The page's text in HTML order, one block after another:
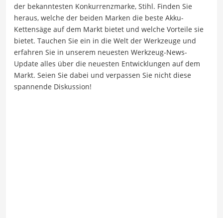
der bekanntesten Konkurrenzmarke, Stihl. Finden Sie
heraus, welche der beiden Marken die beste Akku-
Kettensäge auf dem Markt bietet und welche Vorteile sie
bietet. Tauchen Sie ein in die Welt der Werkzeuge und
erfahren Sie in unserem neuesten Werkzeug-News-
Update alles über die neuesten Entwicklungen auf dem
Markt. Seien Sie dabei und verpassen Sie nicht diese
spannende Diskussion!